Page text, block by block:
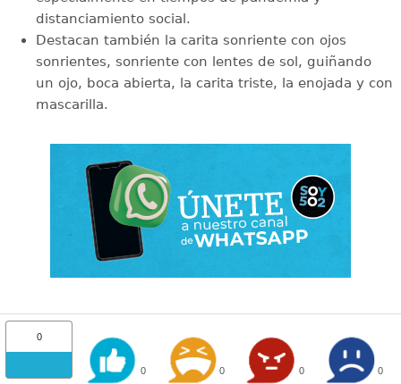
distanciamiento social.
Destacan también la carita sonriente con ojos
sonrientes, sonriente con lentes de sol, guiñando
un ojo, boca abierta, la carita triste, la enojada y con
mascarilla.
0
0 0 0 0